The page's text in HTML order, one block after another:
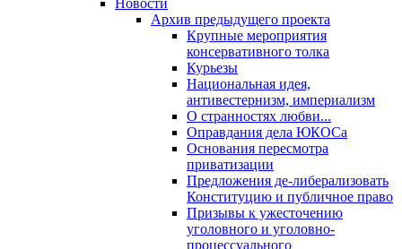
Новости
Архив предыдущего проекта
Крупные мероприятия
консервативного толка
Курьезы
Национальная идея,
антивестернизм, империализм
О странностях любви...
Оправдания дела ЮКОСа
Основания пересмотра
приватизации
Предложения де-либерализовать
Конституцию и публичное право
Призывы к ужесточению
уголовного и уголовно-
процессуального